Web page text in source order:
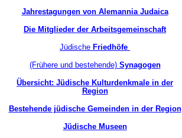
Jahrestagungen von Alemannia Judaica
Die Mitglieder der Arbeitsgemeinschaft
Jüdische Friedhöfe
(Frühere und bestehende)Synagogen
Übersicht: Jüdische Kulturdenkmale in der
Region
Bestehende jüdische Gemeinden in der Region
Jüdische Museen